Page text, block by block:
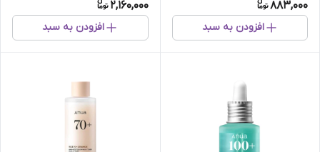
883,000
افزودن به سبد
2,160,000
افزودن به سبد